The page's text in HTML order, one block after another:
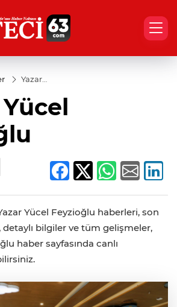
Yazar
Feyzioğlu
Yücel Feyzioğlu haberleri, son
bilgiler ve tüm gelişmeler,
haber sayfasında canlı